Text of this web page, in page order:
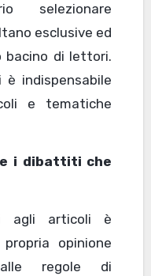
selezionare
esclusive ed
bacino di lettori.
indispensabile
e tematiche
i dibattiti che
agli articoli è
opinione
regole di